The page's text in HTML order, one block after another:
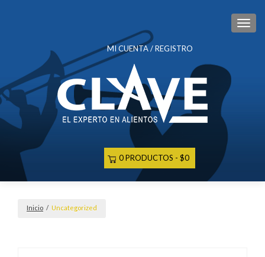
MI CUENTA / REGISTRO
0 PRODUCTOS $0
Inicio / Uncategorized